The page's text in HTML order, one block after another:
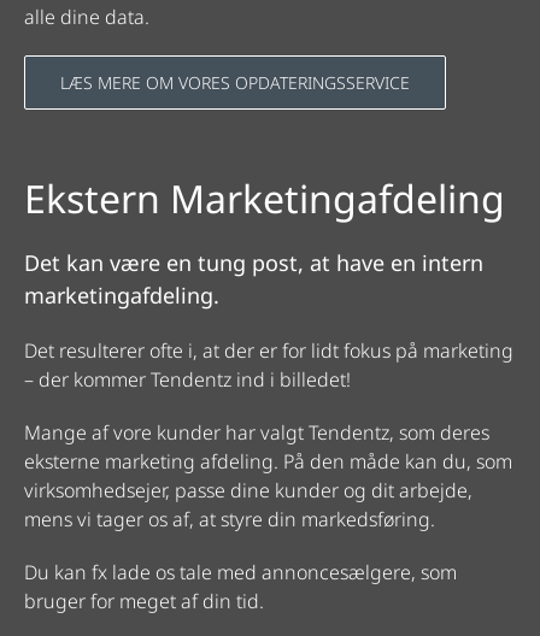
alle dine data.
LÆS MERE OM VORES OPDATERINGSSERVICE
Ekstern Marketingafdeling
Det kan være en tung post, at have en intern
marketingafdeling.
Det resulterer ofte i, at der er for lidt fokus på marketing
– der kommer Tendentz ind i billedet!
Mange af vore kunder har valgt Tendentz, som deres
eksterne marketing afdeling. På den måde kan du, som
virksomhedsejer, passe dine kunder og dit arbejde,
mens vi tager os af, at styre din markedsføring.
Du kan fx lade os tale med annoncesælgere, som
bruger for meget af din tid.